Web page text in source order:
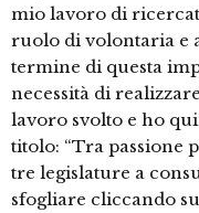
mio lavoro di
ruolo di volontaria e
termine di questa
necessità di
lavoro svolto e ho
titolo: “Tra passione
tre legislature a
sfogliare cliccando